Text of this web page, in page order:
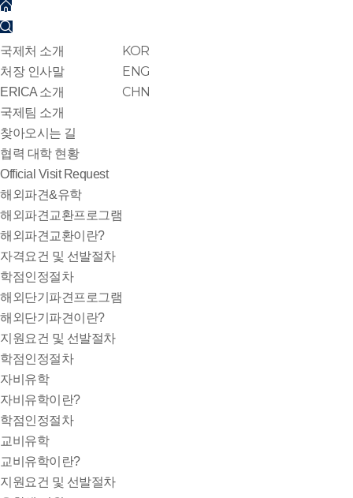
국제처 소개
처장 인사말
ERICA 소개
국제팀 소개
찾아오시는 길
협력 대학 현황
Official Visit Request
해외파견&유학
해외파견교환프로그램
해외파견교환이란?
자격요건 및 선발절차
학점인정절차
해외단기파견프로그램
해외단기파견이란?
지원요건 및 선발절차
학점인정절차
자비유학
자비유학이란?
학점인정절차
교비유학
교비유학이란?
지원요건 및 선발절차
KOR
ENG
CHN